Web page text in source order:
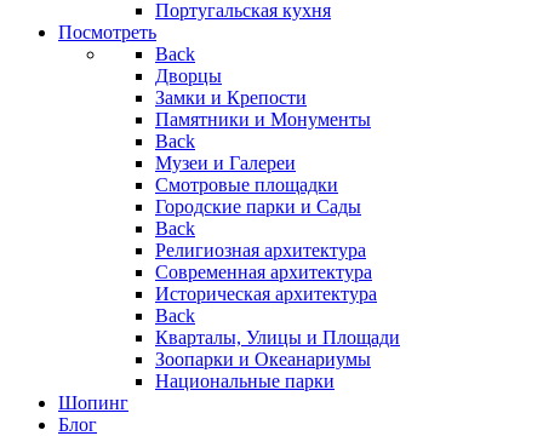
Португальская кухня
Посмотреть
Back
Дворцы
Замки и Крепости
Памятники и Монументы
Back
Музеи и Галереи
Смотровые площадки
Городские парки и Сады
Back
Религиозная архитектура
Современная архитектура
Историческая архитектура
Back
Кварталы, Улицы и Площади
Зоопарки и Океанариумы
Национальные парки
Шопинг
Блог